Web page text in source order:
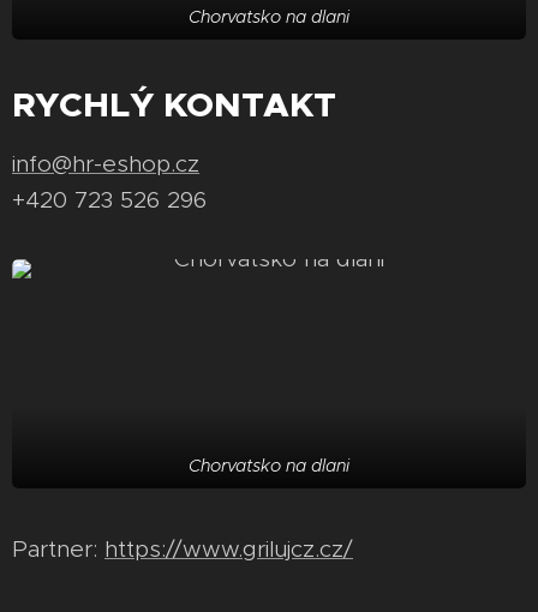
Chorvatsko na dlani
RYCHLÝ KONTAKT
info@hr-eshop.cz
+420 723 526 296
Chorvatsko na dlani
Partner: https://www.grilujcz.cz/